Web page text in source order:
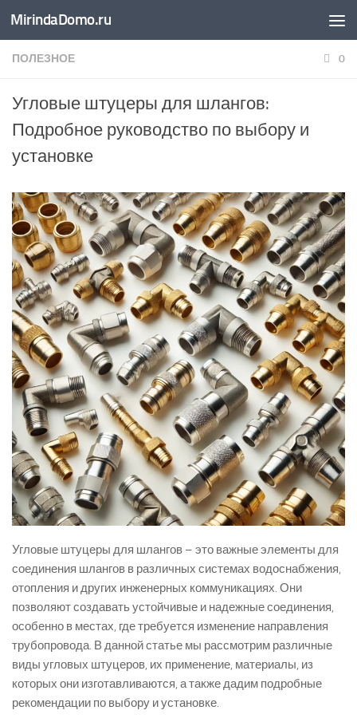
Перейти к содержимому
MirindaDomo.ru
ПОЛЕЗНОЕ 0
Угловые штуцеры для шлангов:
Подробное руководство по выбору и
установке
Угловые штуцеры для шлангов – это важные элементы для
соединения шлангов в различных системах водоснабжения,
отопления и других инженерных коммуникациях. Они
позволяют создавать устойчивые и надежные соединения,
особенно в местах, где требуется изменение направления
трубопровода. В данной статье мы рассмотрим различные
виды угловых штуцеров, их применение, материалы, из
которых они изготавливаются, а также дадим подробные
рекомендации по выбору и установке.